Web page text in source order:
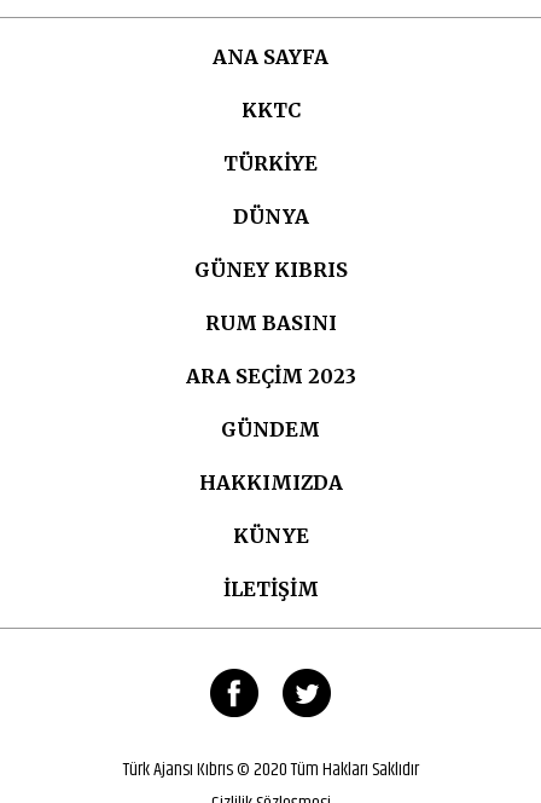
ANA SAYFA
KKTC
TÜRKIYE
DÜNYA
GÜNEY KIBRIS
RUM BASINI
ARA SEÇIM 2023
GÜNDEM
HAKKIMIZDA
KÜNYE
İLETİŞİM
Türk Ajansı Kıbrıs © 2020 Tüm Hakları Saklıdır